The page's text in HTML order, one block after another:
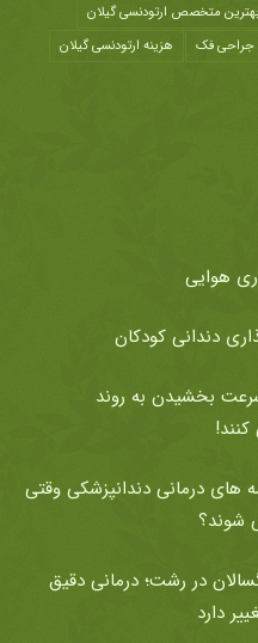
متخصص ارتودنسی گیلان
جراحی فک
هزینه ارتودنسی گیلان
هوایی
دندانی کودکان
بخشیدن به روند
های درمانی دندانپزشکی وقتی
شوند؟
در رشت؛ درمانی دقیق
دارد